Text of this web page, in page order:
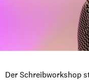
Der Schreibworkshop